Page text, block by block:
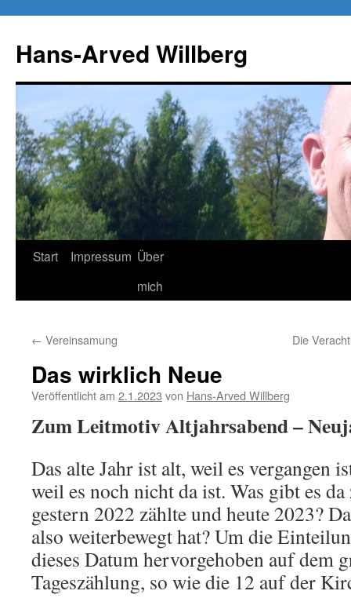
springen
Hans-Arved Willberg
Start Impressum Über
mich
← Vereinsamung Die
Das wirklich Neue
Veröffentlicht am 2.1.2023 von Hans-Arved Willberg
Zum Leitmotiv Altjahrsabend –
Das alte Jahr ist alt, weil es vergangen
weil es noch nicht da ist. Was gibt es
gestern 2022 zählte und heute 2023?
also weiterbewegt hat? Um die
dieses Datum hervorgehoben auf dem
Tageszählung, so wie die 12 auf der